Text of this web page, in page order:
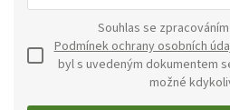
Podmínek ochrany osobních
byl s uvedeným dokumentem
možné